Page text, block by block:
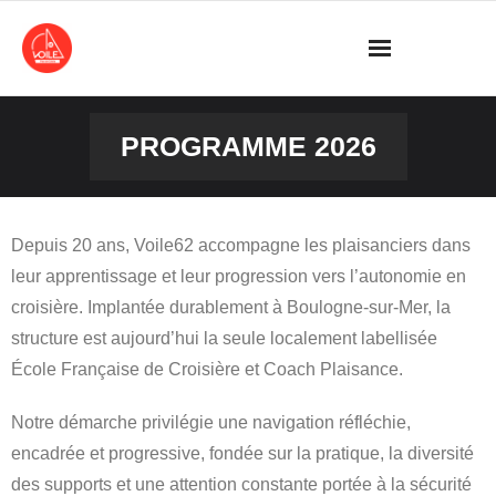
content
PROGRAMME 2026
Depuis 20 ans, Voile62 accompagne les plaisanciers dans
leur apprentissage et leur progression vers l’autonomie en
croisière. Implantée durablement à Boulogne-sur-Mer, la
structure est aujourd’hui la seule localement labellisée
École Française de Croisière et Coach Plaisance.
Notre démarche privilégie une navigation réfléchie,
encadrée et progressive, fondée sur la pratique, la diversité
des supports et une attention constante portée à la sécurité